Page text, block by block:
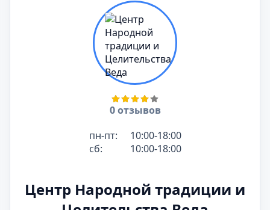
0 отзывов
пн-пт:
10:00-18:00
сб:
10:00-18:00
Центр Народной традиции и